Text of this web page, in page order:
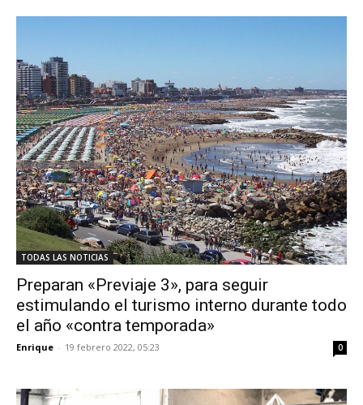
TODAS LAS NOTICIAS
Preparan «Previaje 3», para seguir
estimulando el turismo interno durante todo
el año «contra temporada»
Enrique - 19 febrero 2022, 05:23 0